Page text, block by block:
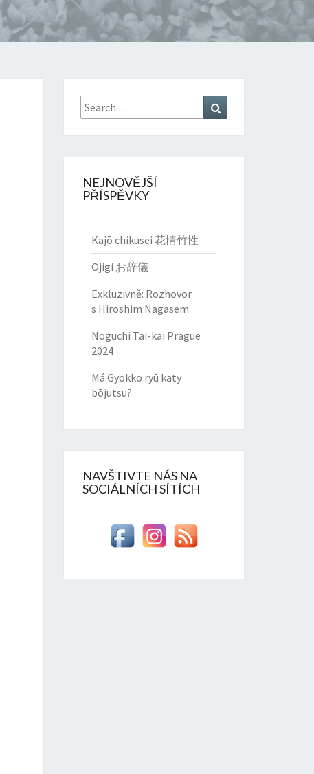
Search
for:
NEJNOVĚJŠÍ
PŘÍSPĚVKY
Kajō chikusei 花情竹性
Ojigi お辞儀
Exkluzivně: Rozhovor
s Hiroshim Nagasem
Noguchi Tai-kai Prague
2024
Má Gyokko ryū katy
bōjutsu?
NAVŠTIVTE NÁS NA
SOCIÁLNÍCH SÍTÍCH